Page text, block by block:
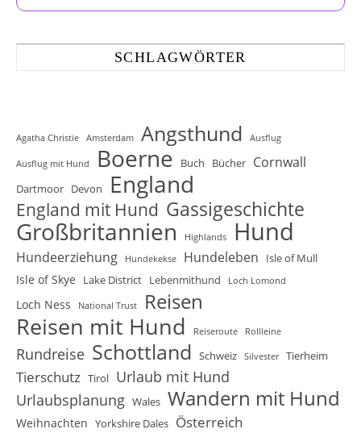
SCHLAGWÖRTER
Agatha Christie Amsterdam Angsthund Ausflug
Ausflug mit Hund Boerne Buch Bücher Cornwall
Dartmoor Devon England
England mit Hund Gassigeschichte
Großbritannien Highlands Hund
Hundeerziehung Hundekekse Hundeleben Isle of Mull
Isle of Skye Lake District Lebenmithund Loch Lomond
Loch Ness National Trust Reisen
Reisen mit Hund Reiseroute Rollleine
Rundreise Schottland Schweiz Silvester Tierheim
Tierschutz Tirol Urlaub mit Hund
Urlaubsplanung Wales Wandern mit Hund
Weihnachten Yorkshire Dales Österreich